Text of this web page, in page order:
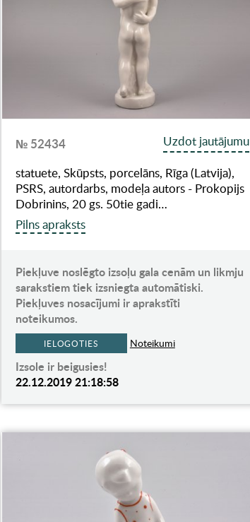
№ 52434
Uzdot jautājumu
statuete, Skūpsts, porcelāns, Rīga (Latvija),
PSRS, autordarbs, modeļa autors - Prokopijs
Dobrinins, 20 gs. 50tie gadi…
Pilns apraksts
Piekļuve noslēgto izsoļu gala cenām un likmju
sarakstiem tiek izsniegta automātiski.
Piekļuves nosacījumi ir aprakstīti
noteikumos.
IELOGOTIES Noteikumi
Izsole ir beigusies!
22.12.2019 21:18:58